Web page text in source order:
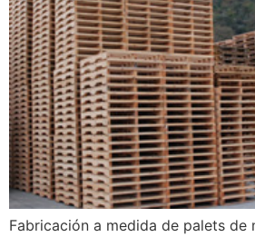
Fabricación a medida de palets de